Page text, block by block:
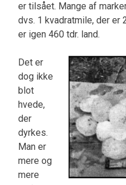
er tilsået. Mange af
dvs. 1 kvadratmile, der er
er igen 460 tdr. land.
Det er
dog ikke
blot
hvede,
der
dyrkes.
Man er
mere og
mere